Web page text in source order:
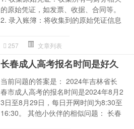
的原始凭证，如发票、收据、合同等。
2. 录入账簿：将收集到的原始凭证信息
257 文章列表
长春成人高考报名时间是好久
当前问题的答案是： 2024年吉林省长
春市成人高考的报名时间是2024年8月2
3日至8月29日，每日开网时间为8:30至
16:30。 其他小伙伴的相似问题： 长春